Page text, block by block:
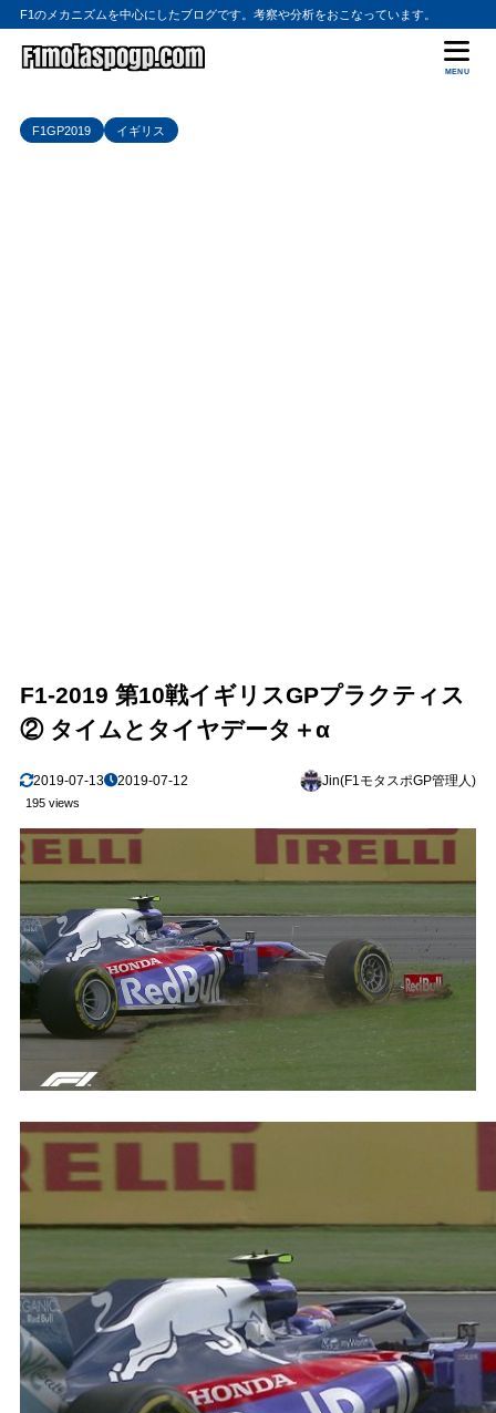
F1のメカニズムを中心にしたブログです。考察や分析をおこなっています。
MENU
F1GP2019 イギリス
F1-2019 第10戦イギリスGPプラクティス
② タイムとタイヤデータ＋α
2019-07-13 2019-07-12 Jin(F1モタスポGP管理人)
195 views